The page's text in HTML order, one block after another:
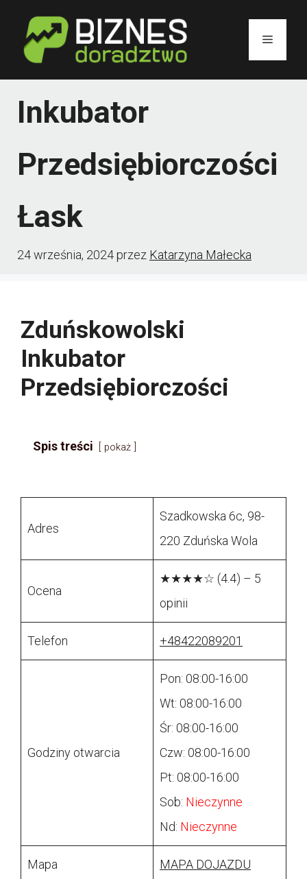
treści
Menu
Inkubator
Przedsiębiorczości
Łask
24 września, 2024przez Katarzyna Małecka
Zduńskowolski
Inkubator
Przedsiębiorczości
Spis treści pokaż
Adres
Szadkowska 6c, 98-
220 Zduńska Wola
Ocena
★★★★☆ (4.4) – 5
opinii
Telefon +48422089201
Godziny otwarcia
Pon: 08:00-16:00
Wt: 08:00-16:00
Śr: 08:00-16:00
Czw: 08:00-16:00
Pt: 08:00-16:00
Sob: Nieczynne
Nd: Nieczynne
Mapa MAPA DOJAZDU